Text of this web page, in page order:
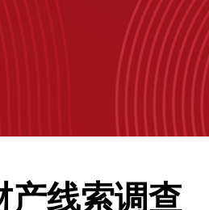
产线索调查